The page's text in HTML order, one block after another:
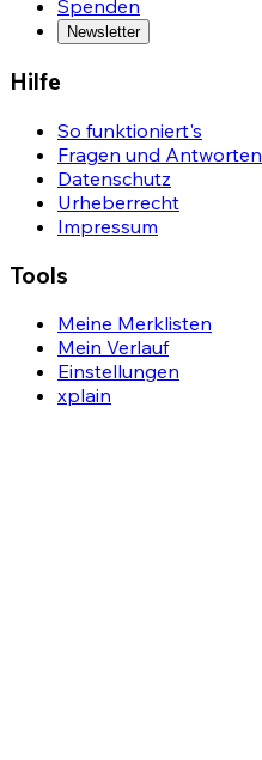
Spenden
Newsletter
Hilfe
So funktioniert's
Fragen und Antworten
Datenschutz
Urheberrecht
Impressum
Tools
Meine Merklisten
Mein Verlauf
Einstellungen
xplain